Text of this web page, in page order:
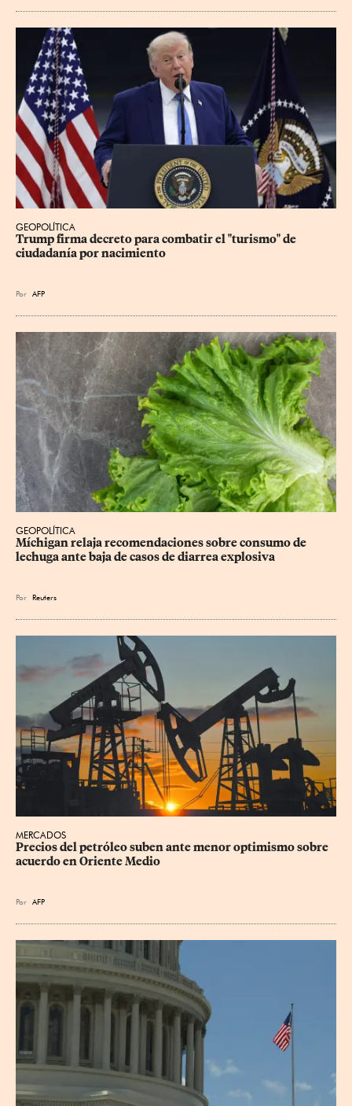
GEOPOLÍTICA
Trump firma decreto para combatir el "turismo" de
ciudadanía por nacimiento
Por AFP
GEOPOLÍTICA
Míchigan relaja recomendaciones sobre consumo de
lechuga ante baja de casos de diarrea explosiva
Por Reuters
MERCADOS
Precios del petróleo suben ante menor optimismo sobre
acuerdo en Oriente Medio
Por AFP